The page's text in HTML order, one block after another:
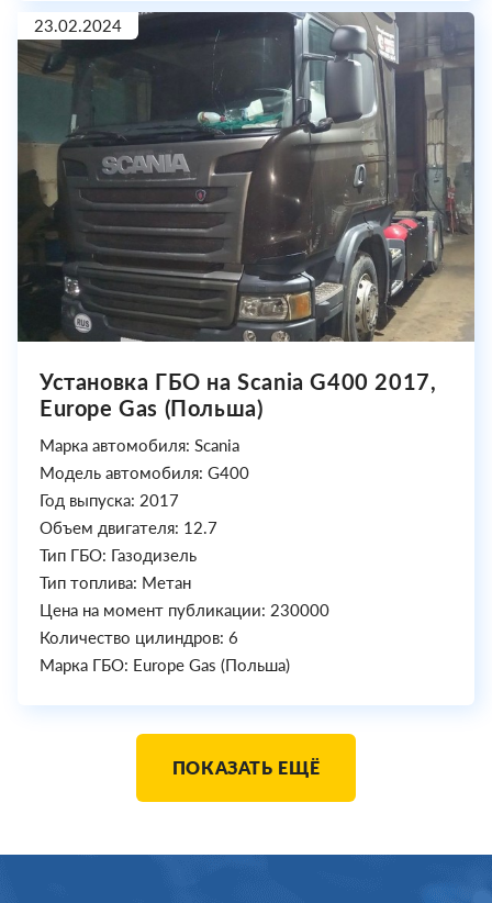
23.02.2024
Установка ГБО на Scania G400 2017,
Europe Gas (Польша)
Марка автомобиля: Scania
Модель автомобиля: G400
Год выпуска: 2017
Объем двигателя: 12.7
Тип ГБО: Газодизель
Тип топлива: Метан
Цена на момент публикации: 230000
Количество цилиндров: 6
Марка ГБО: Europe Gas (Польша)
ПОКАЗАТЬ ЕЩЁ